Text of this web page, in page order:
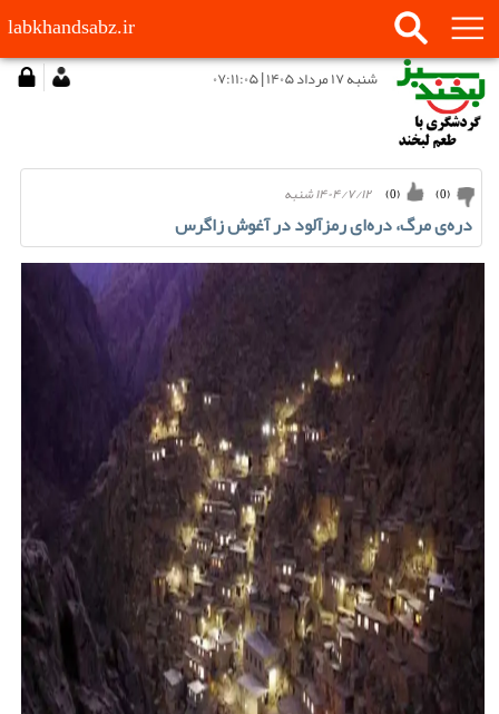
labkhandsabz.ir
شنبه ۱۷ مرداد ۱۴۰۵ | ۰۷:۱۱:۰۵
۱۴۰۴/۷/۱۲ شنبه (
0
) (
0
)
دره‌ی مرگ، دره‌ای رمزآلود در آغوش زاگرس